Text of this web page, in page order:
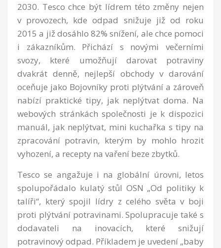
2030. Tesco chce být lídrem této změny nejen
v provozech, kde odpad snižuje již od roku
2015 a již dosáhlo 82% snížení, ale chce pomoci
i zákazníkům. Přichází s novými večerními
svozy, které umožňují darovat potraviny
dvakrát denně, nejlepší obchody v darování
oceňuje jako Bojovníky proti plýtvání a zároveň
nabízí praktické tipy, jak neplýtvat doma. Na
webových stránkách společnosti je k dispozici
manuál, jak neplýtvat, mini kuchařka s tipy na
zpracování potravin, kterým by mohlo hrozit
vyhození, a recepty na vaření beze zbytků.
Tesco se angažuje i na globální úrovni, letos
spolupořádalo kulatý stůl OSN „Od politiky k
talíři“, který spojil lídry z celého světa v boji
proti plýtvání potravinami. Spolupracuje také s
dodavateli na inovacích, které snižují
potravinový odpad. Příkladem je uvedení „baby